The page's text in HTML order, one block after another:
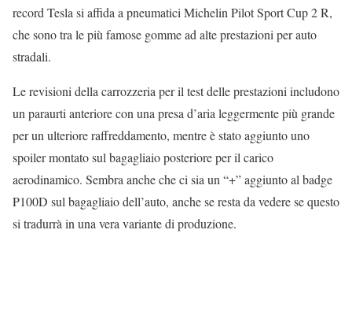
record Tesla si affida a pneumatici Michelin Pilot Sport Cup 2 R,
che sono tra le più famose gomme ad alte prestazioni per auto
stradali.
Le revisioni della carrozzeria per il test delle prestazioni includono
un paraurti anteriore con una presa d’aria leggermente più grande
per un ulteriore raffreddamento, mentre è stato aggiunto uno
spoiler montato sul bagagliaio posteriore per il carico
aerodinamico. Sembra anche che ci sia un “+” aggiunto al badge
P100D sul bagagliaio dell’auto, anche se resta da vedere se questo
si tradurrà in una vera variante di produzione.